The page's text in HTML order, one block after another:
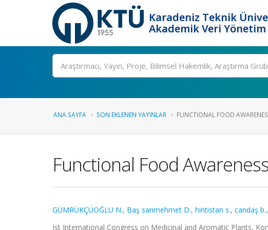
Karadeniz Teknik
Akademik Veri
Ara
ANA SAYFA SON EKLENEN YAYINLAR FUNCTIONAL FOOD
Functional Food
GÜMRÜKÇÜOĞLU N., Baş sarımehmet D., hintistan s., candaş b.,
Ist International Congress on Medicinal and Aromatic Plants,